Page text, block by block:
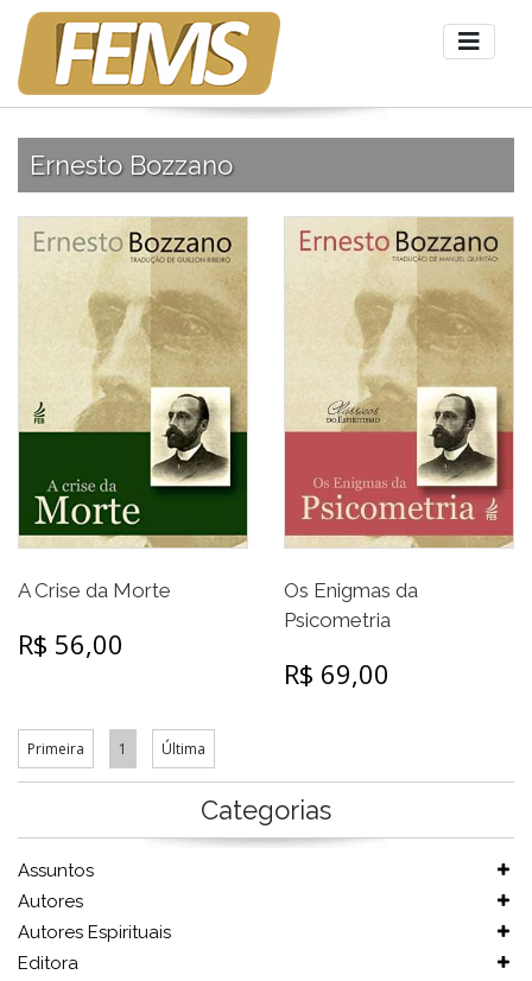
Categorias
Assuntos
Autores
Autores Espirituais
Editora
Ernesto Bozzano
A Crise da Morte
R$ 56,00
Os Enigmas da
Psicometria
R$ 69,00
Primeira 1 Última